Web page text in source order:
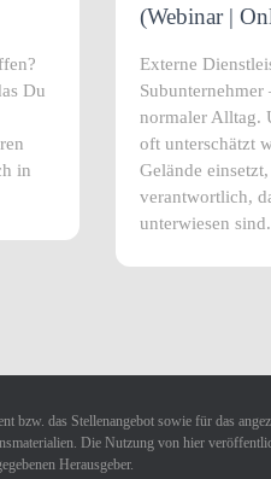
Du
in
(Webinar |
Externe
normaler Alltag.
oft unterschätzt
Gelände
verantwortlich,
unterwiesen sind.
bzw. das Stellenangebot sowie für das
Die Nutzung von hier
Herausgeber.